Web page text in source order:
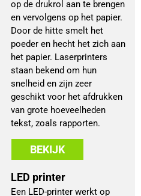
op de drukrol aan te brengen
en vervolgens op het papier.
Door de hitte smelt het
poeder en hecht het zich aan
het papier. Laserprinters
staan bekend om hun
snelheid en zijn zeer
geschikt voor het afdrukken
van grote hoeveelheden
tekst, zoals rapporten.
BEKIJK
LED printer
Een LED-printer werkt op